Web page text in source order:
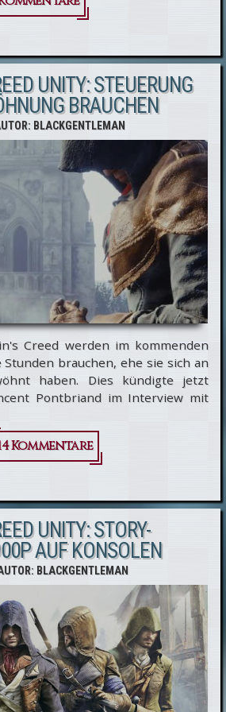
zu
Rogue
Unity
UNITY: STEUERUNG
BRAUCHEN
BLACKGENTLEMAN
Creed werden im kommenden
brauchen, ehe sie sich an
haben. Dies kündigte jetzt
Pontbriand im Interview mit
Assassin's
wird
Kommentare
UNITY: STORY-
AUF KONSOLEN
BLACKGENTLEMAN